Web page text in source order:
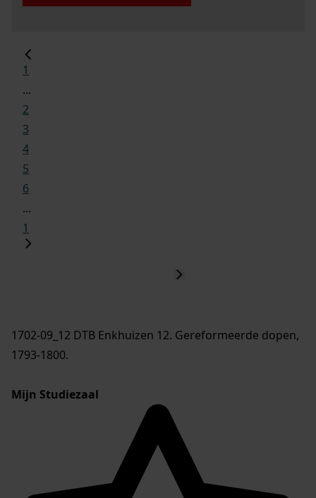
1
...
2
3
4
5
6
...
1
1702-09_12 DTB Enkhuizen 12. Gereformeerde dopen,
1793-1800.
Mijn Studiezaal